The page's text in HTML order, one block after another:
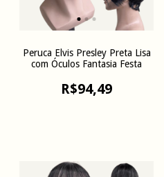
Peruca Elvis Presley Preta Lisa
com Óculos Fantasia Festa
R$94,49